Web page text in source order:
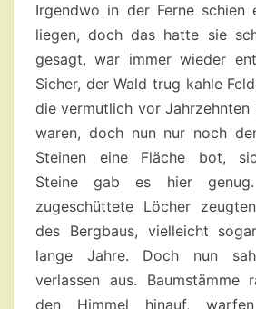
Irgendwo in der Ferne schien
liegen, doch das hatte sie
gesagt, war immer wieder
Sicher, der Wald trug kahle
die vermutlich vor Jahrzehnten
waren, doch nun nur noch
Steinen eine Fläche bot,
Steine gab es hier
zugeschüttete Löcher
des Bergbaus, vielleicht
lange Jahre. Doch nun
verlassen aus. Baumstämme
den Himmel hinauf,